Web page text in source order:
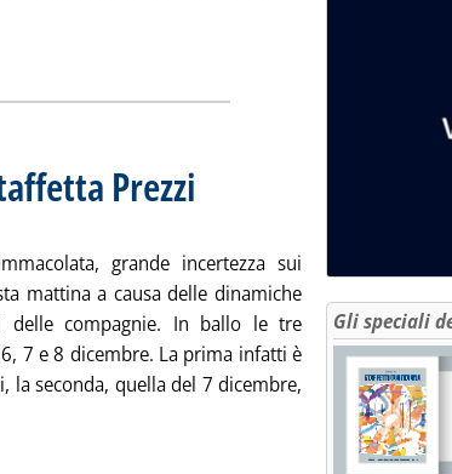
Prezzi
grande incertezza sui
mattina a causa delle dinamiche
delle compagnie. In ballo le tre
7 e 8 dicembre. La prima infatti è
la seconda, quella del 7 dicembre,
tutta la notizia: 'Extra-rete: le rilevazioni di
Gli speciali